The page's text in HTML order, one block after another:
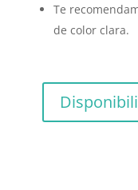
Te
de color clara.